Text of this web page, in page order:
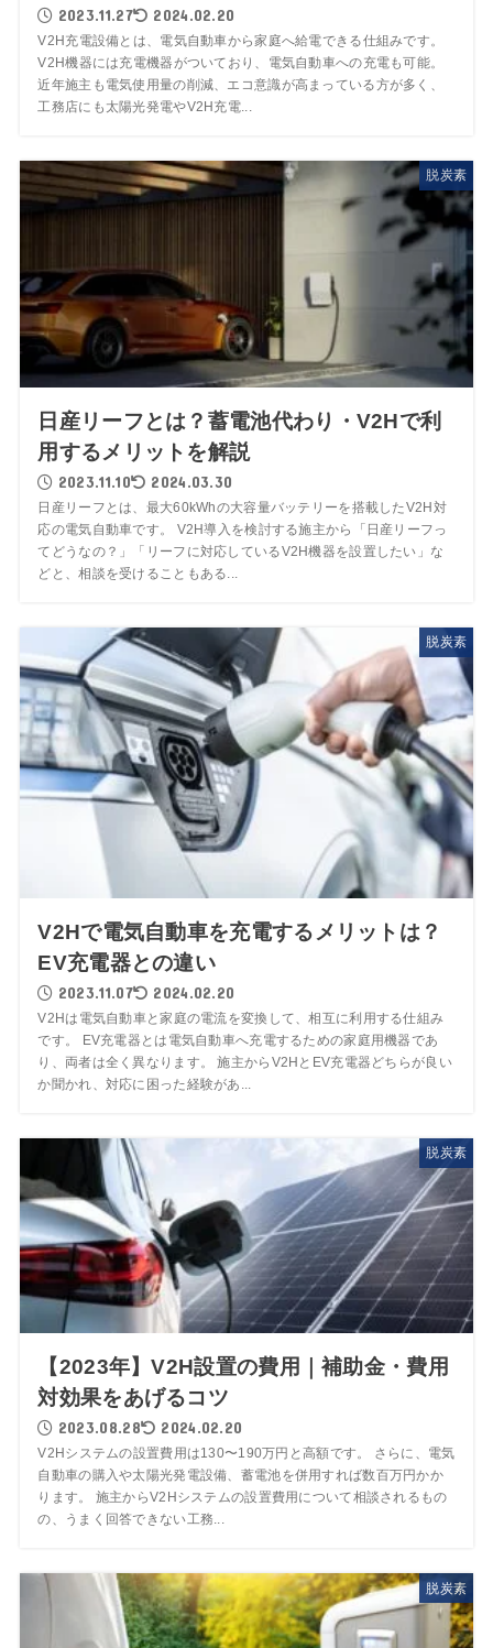
2023.11.27 2024.02.20
V2H充電設備とは、電気自動車から家庭へ給電できる仕組みです。
V2H機器には充電機器がついており、電気自動車への充電も可能。
近年施主も電気使用量の削減、エコ意識が高まっている方が多く、
工務店にも太陽光発電やV2H充電...
脱炭素
日産リーフとは？蓄電池代わり・V2Hで利
用するメリットを解説
2023.11.10 2024.03.30
日産リーフとは、最大60kWhの大容量バッテリーを搭載したV2H対
応の電気自動車です。 V2H導入を検討する施主から「日産リーフっ
てどうなの？」「リーフに対応しているV2H機器を設置したい」な
どと、相談を受けることもある...
脱炭素
V2Hで電気自動車を充電するメリットは？
EV充電器との違い
2023.11.07 2024.02.20
V2Hは電気自動車と家庭の電流を変換して、相互に利用する仕組み
です。 EV充電器とは電気自動車へ充電するための家庭用機器であ
り、両者は全く異なります。 施主からV2HとEV充電器どちらが良い
か聞かれ、対応に困った経験があ...
脱炭素
【2023年】V2H設置の費用｜補助金・費用
対効果をあげるコツ
2023.08.28 2024.02.20
V2Hシステムの設置費用は130〜190万円と高額です。 さらに、電気
自動車の購入や太陽光発電設備、蓄電池を併用すれば数百万円かか
ります。 施主からV2Hシステムの設置費用について相談されるもの
の、うまく回答できない工務...
脱炭素